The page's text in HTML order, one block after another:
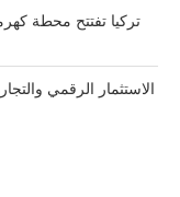
الاستثمار الرقمي